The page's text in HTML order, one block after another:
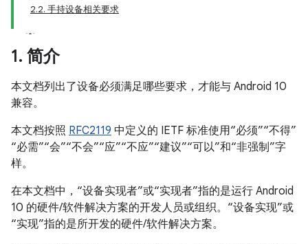
2.2. 手持设备相关要求
1. 简介
本文档列出了设备必须满足哪些要求，才能与 Android 10
兼容。
本文档按照 RFC2119 中定义的 IETF 标准使用“必须”“不得”
“必需”“会”“不会”“应”“不应”“建议”“可以”和“非强制”字
样。
在本文档中，“设备实现者”或“实现者”指的是运行 Android
10 的硬件/软件解决方案的开发人员或组织。“设备实现”或
“实现”指的是所开发的硬件/软件解决方案。